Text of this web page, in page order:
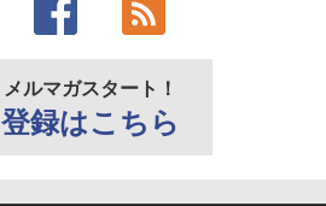
メルマガスタート！
登録はこちら